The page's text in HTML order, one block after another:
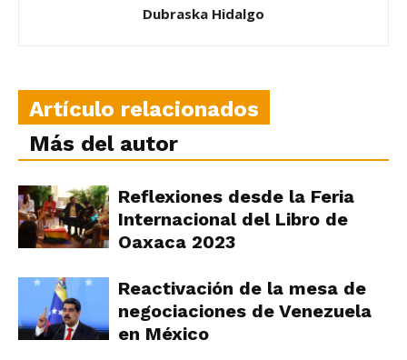
Dubraska Hidalgo
Artículo relacionados
Más del autor
Reflexiones desde la Feria
Internacional del Libro de
Oaxaca 2023
Reactivación de la mesa de
negociaciones de Venezuela
en México